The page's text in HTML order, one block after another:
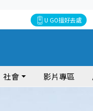
U GO搵好去處
社會 影片專區